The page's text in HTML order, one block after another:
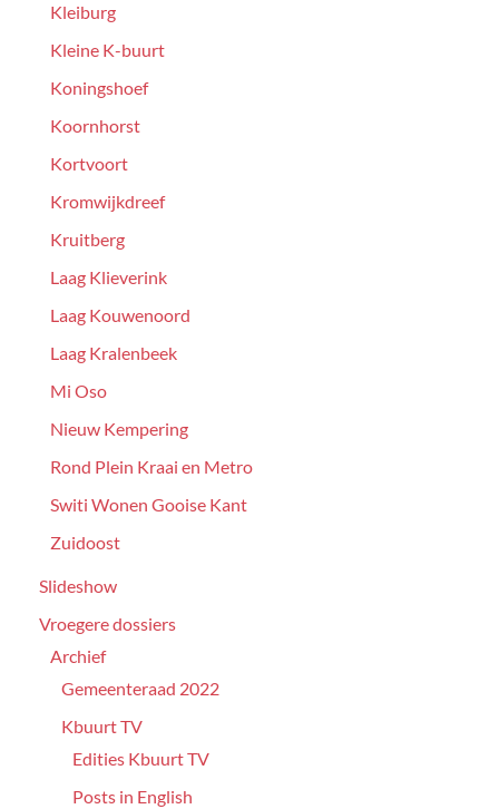
Kleiburg
Kleine K-buurt
Koningshoef
Koornhorst
Kortvoort
Kromwijkdreef
Kruitberg
Laag Klieverink
Laag Kouwenoord
Laag Kralenbeek
Mi Oso
Nieuw Kempering
Rond Plein Kraai en Metro
Switi Wonen Gooise Kant
Zuidoost
Slideshow
Vroegere dossiers
Archief
Gemeenteraad 2022
Kbuurt TV
Edities Kbuurt TV
Posts in English